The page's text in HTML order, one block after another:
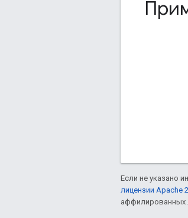
Если не указано
лицензии Apache
аффилированных